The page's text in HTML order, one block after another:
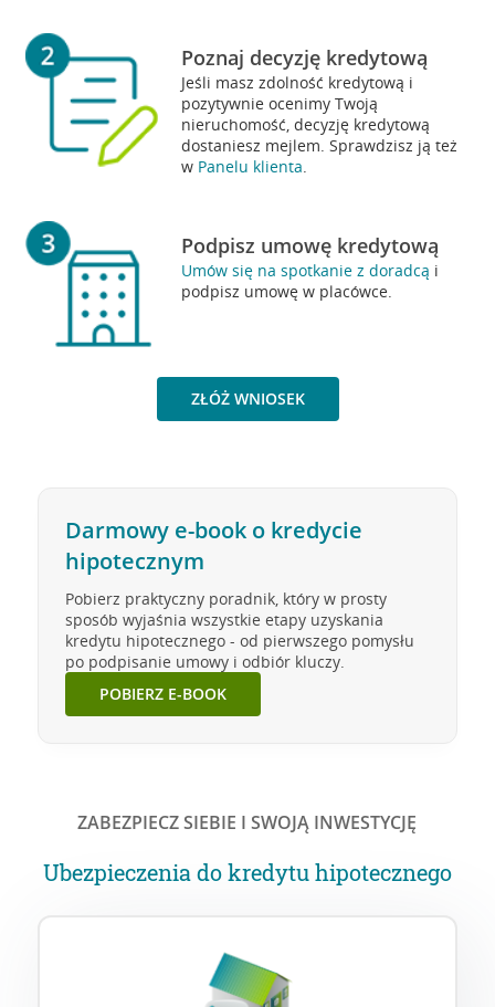
Poznaj decyzję kredytową
Jeśli masz zdolność kredytową i
pozytywnie ocenimy Twoją
nieruchomość, decyzję kredytową
dostaniesz mejlem. Sprawdzisz ją też
w Panelu klienta.
Podpisz umowę kredytową
Umów się na spotkanie z doradcą i
podpisz umowę w placówce.
ZŁÓŻ WNIOSEK
Darmowy e-book o kredycie
hipotecznym
Pobierz praktyczny poradnik, który w prosty
sposób wyjaśnia wszystkie etapy uzyskania
kredytu hipotecznego - od pierwszego pomysłu
po podpisanie umowy i odbiór kluczy.
POBIERZ E-BOOK
ZABEZPIECZ SIEBIE I SWOJĄ INWESTYCJĘ
Ubezpieczenia do kredytu hipotecznego